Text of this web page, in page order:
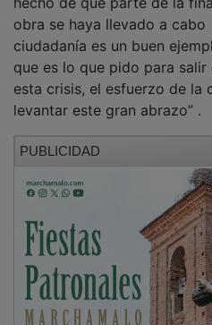
obra se haya llevado a
ciudadanía es un buen
que es lo que pido para
esta crisis, el esfuerzo de la
levantar este gran abrazo” .